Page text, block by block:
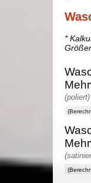
*
(poliert)